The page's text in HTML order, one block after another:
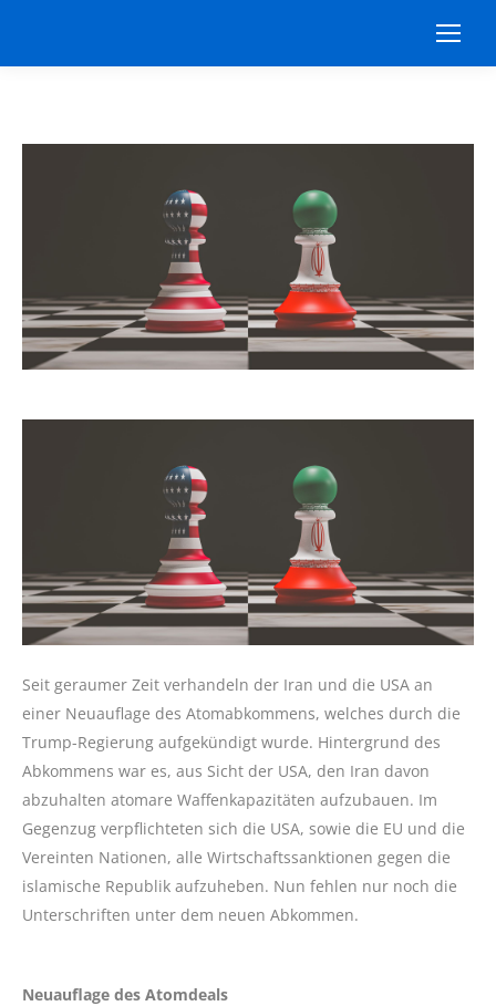
Seit geraumer Zeit verhandeln der Iran und die USA an
einer Neuauflage des Atomabkommens, welches durch die
Trump-Regierung aufgekündigt wurde. Hintergrund des
Abkommens war es, aus Sicht der USA, den Iran davon
abzuhalten atomare Waffenkapazitäten aufzubauen. Im
Gegenzug verpflichteten sich die USA, sowie die EU und die
Vereinten Nationen, alle Wirtschaftssanktionen gegen die
islamische Republik aufzuheben. Nun fehlen nur noch die
Unterschriften unter dem neuen Abkommen.
Neuauflage des Atomdeals